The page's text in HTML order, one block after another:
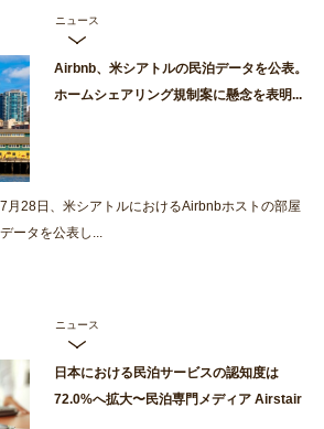
ニュース
Airbnb、米シアトルの民泊データを公表。
ホームシェアリング規制案に懸念を表明...
月28日、米シアトルにおけるAirbnbホストの部屋
ータを公表し...
ニュース
日本における民泊サービスの認知度は
72.0%へ拡大〜民泊専門メディア Airstair